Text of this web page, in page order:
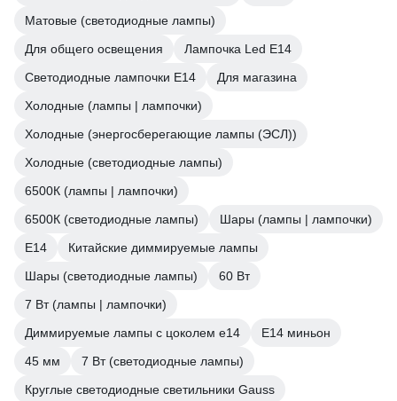
Матовые (светодиодные лампы)
Для общего освещения
Лампочка Led E14
Светодиодные лампочки E14
Для магазина
Холодные (лампы | лампочки)
Холодные (энергосберегающие лампы (ЭСЛ))
Холодные (светодиодные лампы)
6500К (лампы | лампочки)
6500К (светодиодные лампы)
Шары (лампы | лампочки)
Е14
Китайские диммируемые лампы
Шары (светодиодные лампы)
60 Вт
7 Вт (лампы | лампочки)
Диммируемые лампы с цоколем e14
E14 миньон
45 мм
7 Вт (светодиодные лампы)
Круглые светодиодные светильники Gauss